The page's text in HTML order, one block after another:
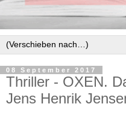
08 September 2017
Thriller - OXEN.
Jens Henrik